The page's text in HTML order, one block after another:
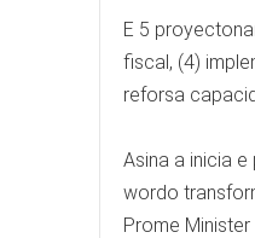
E 5
fiscal, (4)
reforsa
Asina a inicia
wordo
Prome